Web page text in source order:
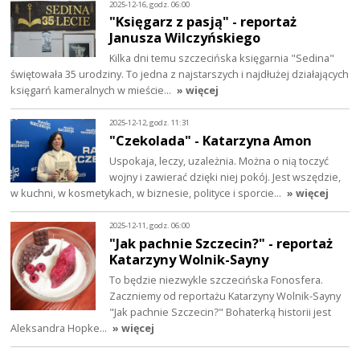
2025-12-16, godz. 06:00
"Księgarz z pasją" - reportaż
Janusza Wilczyńskiego
Kilka dni temu szczecińska księgarnia "Sedina"
świętowała 35 urodziny. To jedna z najstarszych i najdłużej działających
księgarń kameralnych w mieście… » więcej
2025-12-12, godz. 11:31
"Czekolada" - Katarzyna Amon
Uspokaja, leczy, uzależnia. Można o nią toczyć
wojny i zawierać dzięki niej pokój. Jest wszędzie,
w kuchni, w kosmetykach, w biznesie, polityce i sporcie… » więcej
2025-12-11, godz. 06:00
"Jak pachnie Szczecin?" - reportaż
Katarzyny Wolnik-Sayny
To będzie niezwykle szczecińska Fonosfera.
Zaczniemy od reportażu Katarzyny Wolnik-Sayny
"Jak pachnie Szczecin?" Bohaterką historii jest
Aleksandra Hopke… » więcej